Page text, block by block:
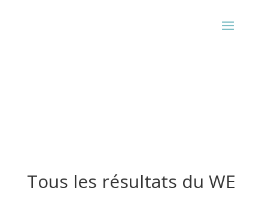
Tous les résultats du WE